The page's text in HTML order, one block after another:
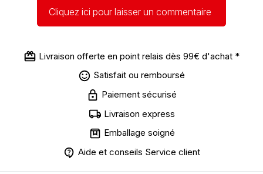
Cliquez ici pour laisser un commentaire
Livraison offerte en point relais dès 99€ d'achat *
Satisfait ou remboursé
Paiement sécurisé
Livraison express
Emballage soigné
Aide et conseils Service client